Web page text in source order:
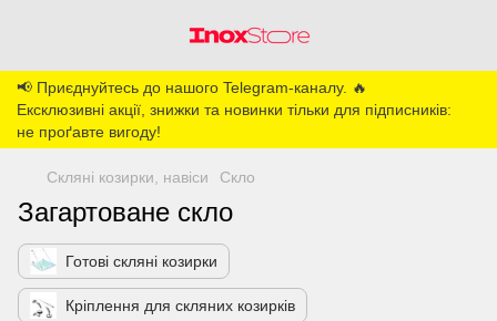
📢 Приєднуйтесь до нашого Telegram-каналу. 🔥
Ексклюзивні акції, знижки та новинки тільки для підписників:
не проґавте вигоду!
Скляні козирки, навіси Скло
Загартоване скло
Готові скляні козирки
Кріплення для скляних козирків